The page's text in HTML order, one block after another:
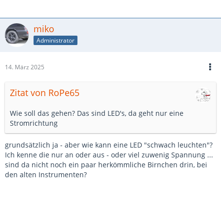
miko
Administrator
14. März 2025
Zitat von RoPe65
Wie soll das gehen? Das sind LED's, da geht nur eine
Stromrichtung
grundsätzlich ja - aber wie kann eine LED "schwach leuchten"?
Ich kenne die nur an oder aus - oder viel zuwenig Spannung ...
sind da nicht noch ein paar herkömmliche Birnchen drin, bei
den alten Instrumenten?